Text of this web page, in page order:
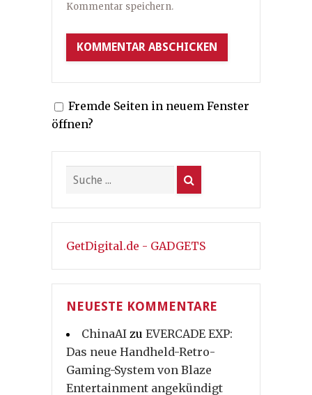
Kommentar speichern.
Fremde Seiten in neuem Fenster
öffnen?
GetDigital.de - GADGETS
NEUESTE KOMMENTARE
ChinaAI zu EVERCADE EXP:
Das neue Handheld-Retro-
Gaming-System von Blaze
Entertainment angekündigt